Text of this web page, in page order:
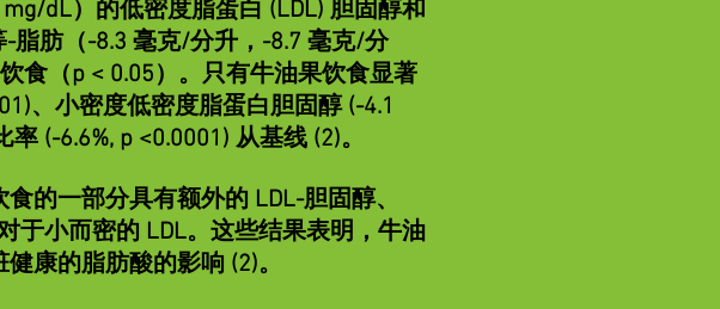
dL）的低密度脂蛋白 (LDL) 胆固醇和
脂肪（-8.3 毫克/分升，-8.7 毫克/分
食（p < 0.05）。只有牛油果饮食显著
、小密度低密度脂蛋白胆固醇 (-4.1
(-6.6%, p <0.0001) 从基线 (2)。
的一部分具有额外的 LDL-胆固醇、
于小而密的 LDL。这些结果表明，牛油
康的脂肪酸的影响 (2)。